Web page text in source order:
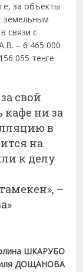
за объекты
земельным
связи с
– 6 465 000
055 тенге.
свой
кафе ни за
в
на
к делу
–
ШКАРУБО
ДОЩАНОВА